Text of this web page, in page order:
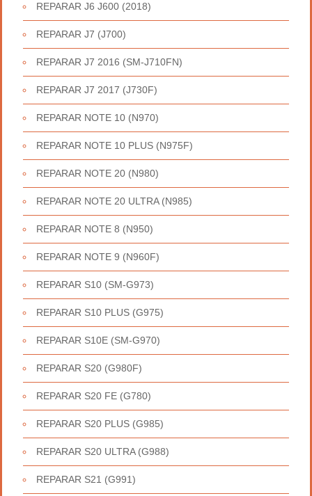
REPARAR J6 J600 (2018)
REPARAR J7 (J700)
REPARAR J7 2016 (SM-J710FN)
REPARAR J7 2017 (J730F)
REPARAR NOTE 10 (N970)
REPARAR NOTE 10 PLUS (N975F)
REPARAR NOTE 20 (N980)
REPARAR NOTE 20 ULTRA (N985)
REPARAR NOTE 8 (N950)
REPARAR NOTE 9 (N960F)
REPARAR S10 (SM-G973)
REPARAR S10 PLUS (G975)
REPARAR S10E (SM-G970)
REPARAR S20 (G980F)
REPARAR S20 FE (G780)
REPARAR S20 PLUS (G985)
REPARAR S20 ULTRA (G988)
REPARAR S21 (G991)